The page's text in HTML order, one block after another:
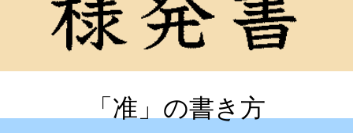
「准」の書き方